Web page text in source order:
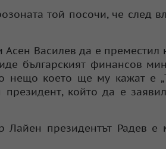
той посочи, че след
Асен Василев да е
българският финансов
нещо което ще му кажат е
който да е
Лайен президентът Радев